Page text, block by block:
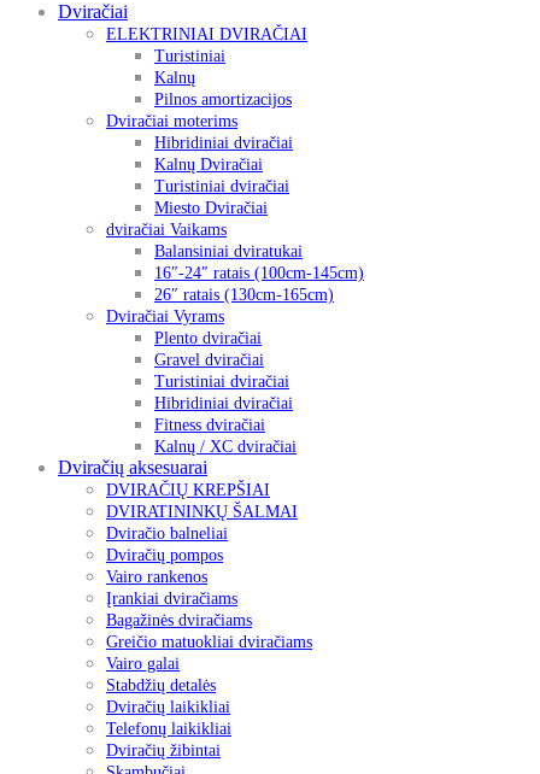
Dviračiai
ELEKTRINIAI DVIRAČIAI
Turistiniai
Kalnų
Pilnos amortizacijos
Dviračiai moterims
Hibridiniai dviračiai
Kalnų Dviračiai
Turistiniai dviračiai
Miesto Dviračiai
dviračiai Vaikams
Balansiniai dviratukai
16″-24″ ratais (100cm-145cm)
26″ ratais (130cm-165cm)
Dviračiai Vyrams
Plento dviračiai
Gravel dviračiai
Turistiniai dviračiai
Hibridiniai dviračiai
Fitness dviračiai
Kalnų / XC dviračiai
Dviračių aksesuarai
DVIRAČIŲ KREPŠIAI
DVIRATININKŲ ŠALMAI
Dviračio balneliai
Dviračių pompos
Vairo rankenos
Įrankiai dviračiams
Bagažinės dviračiams
Greičio matuokliai dviračiams
Vairo galai
Stabdžių detalės
Dviračių laikikliai
Telefonų laikikliai
Dviračių žibintai